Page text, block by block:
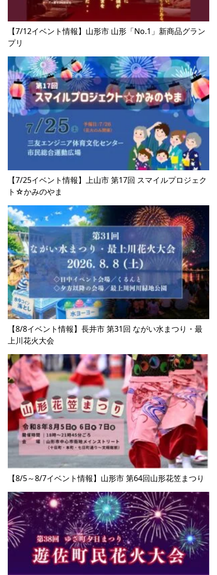
【7/12イベント情報】山形市 山形「No.1」新商品グラン
プリ
【7/25イベント情報】上山市 第17回 スマイルプロジェク
ト☆かみのやま
【8/8イベント情報】長井市 第31回 ながい水まつり・最
上川花火大会
【8/5～8/7イベント情報】山形市 第64回山形花笠まつり